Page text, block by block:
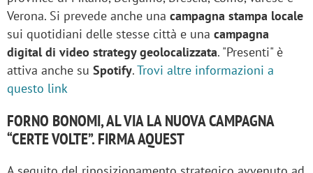
Verona. Si prevede anche una campagna stampa locale
sui quotidiani delle stesse città e una campagna
digital di video strategy geolocalizzata. "Presenti" è
attiva anche su Spotify.Trovi altre informazioni a
questo link
FORNO BONOMI, AL VIA LA NUOVA CAMPAGNA
“CERTE VOLTE”. FIRMA AQUEST